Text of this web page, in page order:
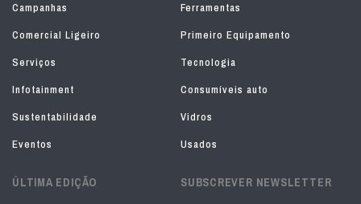
Campanhas
Ferramentas
Comercial Ligeiro
Primeiro Equipamento
Serviços
Tecnologia
Infotainment
Consumíveis auto
Sustentabilidade
Vidros
Eventos
Usados
ÚLTIMA EDIÇÃO SUBSCREVER NEWSLETTER